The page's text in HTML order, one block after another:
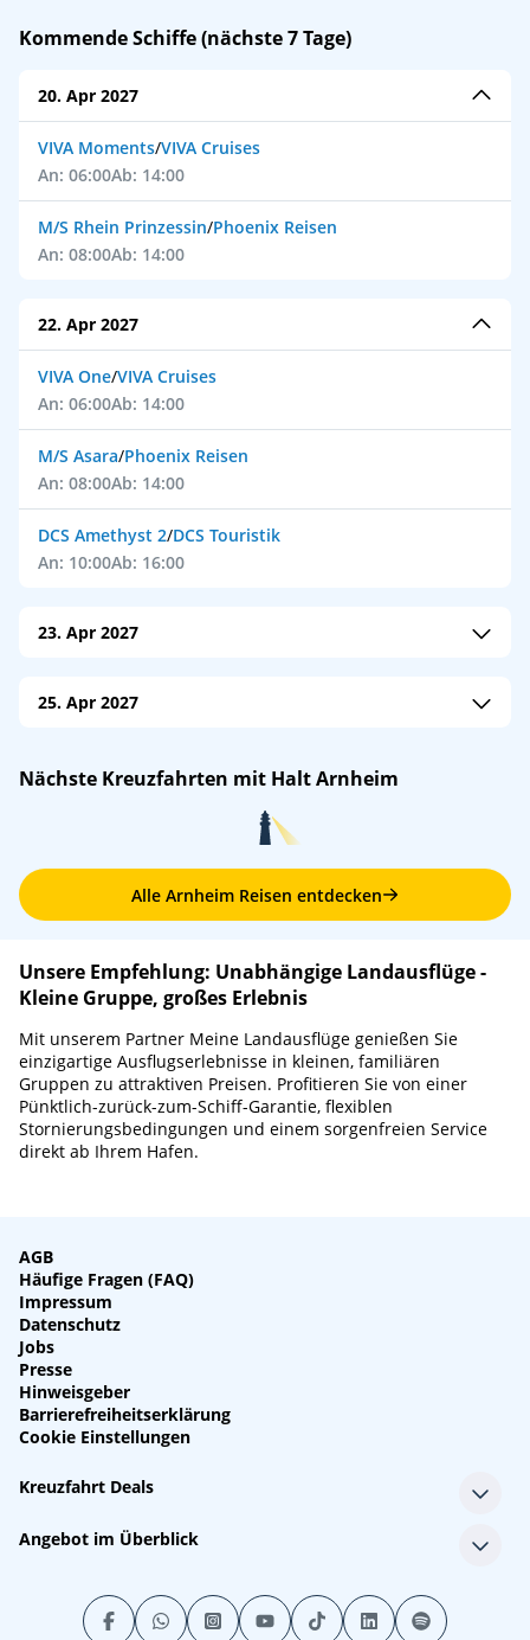
Kommende Schiffe (nächste 7 Tage)
20. Apr 2027
VIVA Moments/VIVA Cruises
An: 06:00Ab: 14:00
M/S Rhein Prinzessin/Phoenix Reisen
An: 08:00Ab: 14:00
22. Apr 2027
VIVA One/VIVA Cruises
An: 06:00Ab: 14:00
M/S Asara/Phoenix Reisen
An: 08:00Ab: 14:00
DCS Amethyst 2/DCS Touristik
An: 10:00Ab: 16:00
23. Apr 2027
An: 08:00Ab: 18:30
An: 08:00Ab: 14:00
Phoenix Reisen
An: 08:00Ab: 14:00
25. Apr 2027
An: 08:00Ab: 18:30
Nächste Kreuzfahrten mit Halt Arnheim
Alle Arnheim Reisen entdecken
Unsere Empfehlung: Unabhängige Landausflüge -
Kleine Gruppe, großes Erlebnis
Mit unserem Partner Meine Landausflüge genießen Sie
einzigartige Ausflugserlebnisse in kleinen, familiären
Gruppen zu attraktiven Preisen. Profitieren Sie von einer
Pünktlich-zurück-zum-Schiff-Garantie, flexiblen
Stornierungsbedingungen und einem sorgenfreien Service
direkt ab Ihrem Hafen.
AGB
Häufige Fragen (FAQ)
Impressum
Datenschutz
Jobs
Presse
Hinweisgeber
Barrierefreiheitserklärung
Cookie Einstellungen
Kreuzfahrt Deals
Single-Kreuzfahrten
Kreuzfahrt mit Kindern
Minikreuzfahrten
Stornokabinen
Angebot im Überblick
Alle Schiffe
Alle Reiseziele